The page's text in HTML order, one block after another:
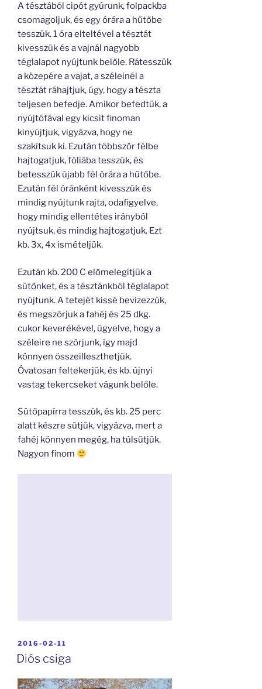
A tésztából cipót gyúrunk, folpackba
csomagoljuk, és egy órára a hűtőbe
tesszük. 1 óra elteltével a tésztát
kivesszük és a vajnál nagyobb
téglalapot nyújtunk belőle. Rátesszük
a közepére a vajat, a széleinél a
tésztát ráhajtjuk, úgy, hogy a tészta
teljesen befedje. Amikor befedtük, a
nyújtófával egy kicsit finoman
kinyújtjuk, vigyázva, hogy ne
szakítsuk ki. Ezután többször félbe
hajtogatjuk, fóliába tesszük, és
betesszük újabb fél órára a hűtőbe.
Ezután fél óránként kivesszük és
mindig nyújtunk rajta, odafigyelve,
hogy mindig ellentétes irányból
nyújtsuk, és mindig hajtogatjuk. Ezt
kb. 3x, 4x ismételjük.
Ezután kb. 200 C előmelegítjük a
sütőnket, és a tésztánkból téglalapot
nyújtunk. A tetejét kissé bevizezzük,
és megszórjuk a fahéj és 25 dkg.
cukor keverékével, ügyelve, hogy a
széleire ne szórjunk, így majd
könnyen összeilleszthetjük.
Óvatosan feltekerjük, és kb. újnyi
vastag tekercseket vágunk belőle.
Sütőpapírra tesszük, és kb. 25 perc
alatt készre sütjük, vigyázva, mert a
fahéj könnyen megég, ha túlsütjük.
Nagyon finom
BEKÜLDVE:
2016-02-11
Diós csiga